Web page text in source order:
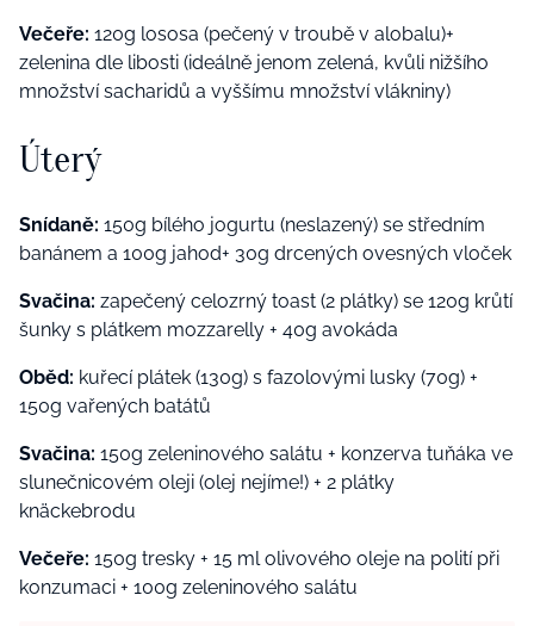
Večeře: 120g lososa (pečený v troubě v alobalu)+
zelenina dle libosti (ideálně jenom zelená, kvůli nižšího
množství sacharidů a vyššímu množství vlákniny)
Úterý
Snídaně: 150g bílého jogurtu (neslazený) se středním
banánem a 100g jahod+ 30g drcených ovesných vloček
Svačina: zapečený celozrný toast (2 plátky) se 120g krůtí
šunky s plátkem mozzarelly + 40g avokáda
Oběd: kuřecí plátek (130g) s fazolovými lusky (70g) +
150g vařených batátů
Svačina: 150g zeleninového salátu + konzerva tuňáka ve
slunečnicovém oleji (olej nejíme!) + 2 plátky
knäckebrodu
Večeře: 150g tresky + 15 ml olivového oleje na polití při
konzumaci + 100g zeleninového salátu